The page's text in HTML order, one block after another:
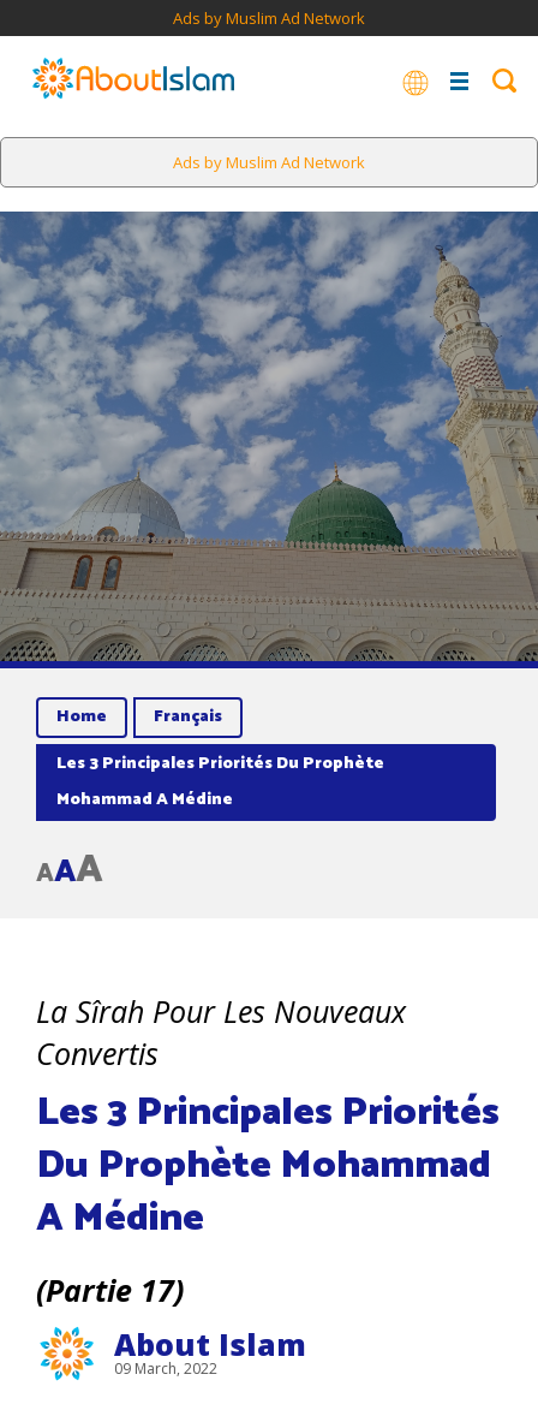
Ads by Muslim Ad Network
Ads by Muslim Ad Network
Home
Français
Les 3 Principales Priorités Du Prophète
Mohammad A Médine
AAA
La Sîrah Pour Les Nouveaux
Convertis
Les 3 Principales Priorités
Du Prophète Mohammad
A Médine
(Partie 17)
About Islam
09 March, 2022